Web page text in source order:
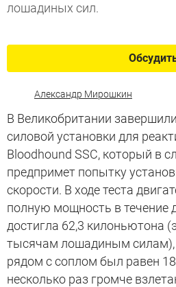
лошадиных сил.
Александр Мирошкин
В Великобритании
силовой установки для
Bloodhound SSC, который в
предпримет попытку
скорости. В ходе теста
полную мощность в течение
достигла 62,3 килоньютона
тысячам лошадиным силам),
рядом с соплом был равен
несколько раз громче